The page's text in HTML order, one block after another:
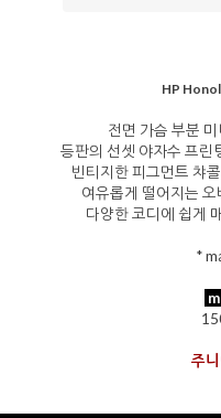
HP
전면 가슴 부분
등판의 선셋 야자수 프
빈티지한 피그먼트 챠
여유롭게 떨어지는
다양한 코디에 쉽게
*
주